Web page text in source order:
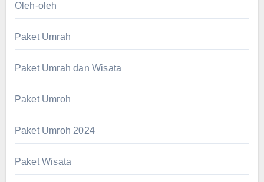
Oleh-oleh
Paket Umrah
Paket Umrah dan Wisata
Paket Umroh
Paket Umroh 2024
Paket Wisata